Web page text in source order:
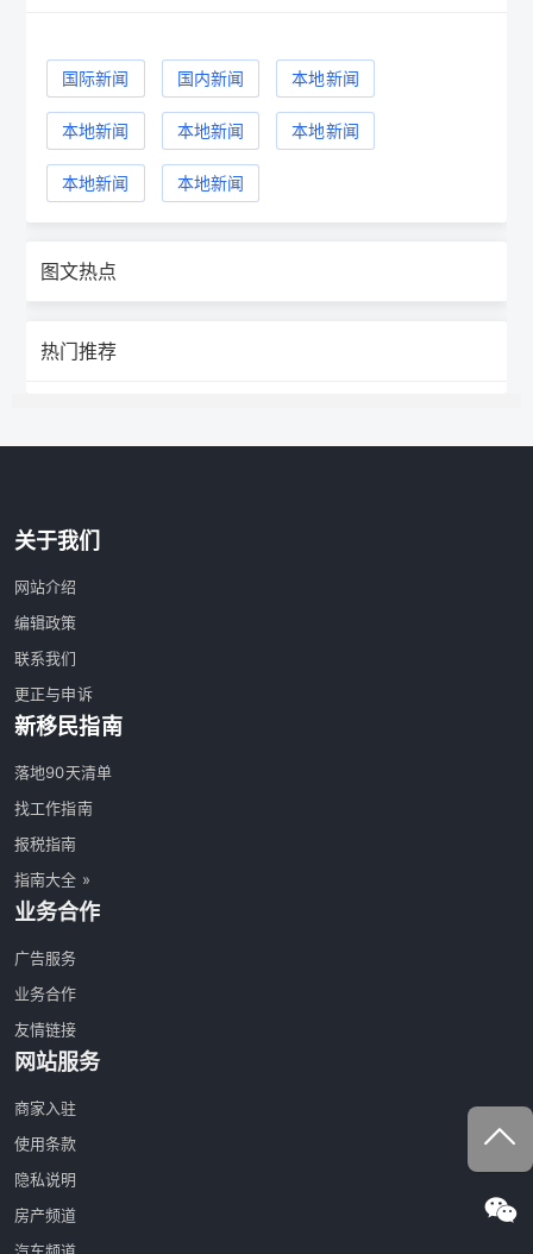
国际新闻 国内新闻 本地新闻
本地新闻 本地新闻 本地新闻
本地新闻 本地新闻
图文热点
热门推荐
关于我们
网站介绍
编辑政策
联系我们
更正与申诉
新移民指南
落地90天清单
找工作指南
报税指南
指南大全 »
业务合作
广告服务
业务合作
友情链接
网站服务
商家入驻
使用条款
隐私说明
房产频道